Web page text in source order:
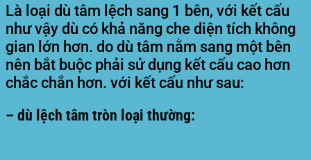
Là loại dù tâm lệch sang 1 bên, với kết cấu
như vậy dù có khả năng che diện tích không
gian lớn hơn. do dù tâm nằm sang một bên
nên bắt buộc phải sử dụng kết cấu cao hơn
chắc chắn hơn. với kết cấu như sau:
– dù lệch tâm tròn loại thường: